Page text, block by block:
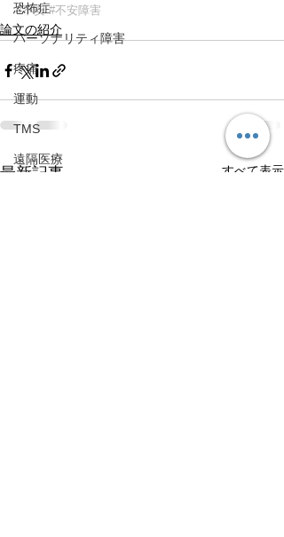
恐怖症
パーソナリティ障害
疼痛
運動
TMS
遠隔医療
#不安 #不安障害
論文の紹介
最新記事 すべて表示